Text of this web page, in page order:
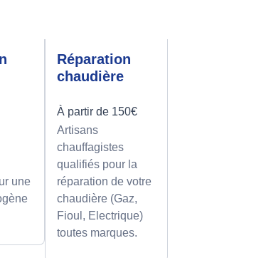
une
Réparation
chaudière
À partir de 150€
Artisans
chauffagistes
qualifiés pour la
réparation de votre
chaudière (Gaz,
Fioul, Electrique)
toutes marques.